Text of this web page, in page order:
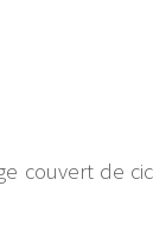
couvert de